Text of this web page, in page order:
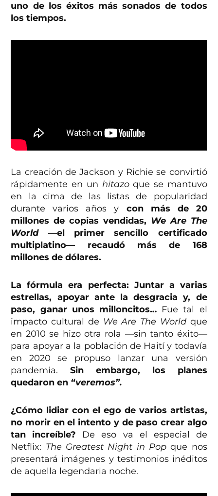
uno de los éxitos más sonados de todos
los tiempos.
La creación de Jackson y Richie se convirtió
rápidamente en un hitazoque se mantuvo
en la cima de las listas de popularidad
durante varios años y con más de 20
millones de copias vendidas, We Are The
World —el primer sencillo certificado
multiplatino— recaudó más de 168
millones de dólares.
La fórmula era perfecta: Juntar a varias
estrellas, apoyar ante la desgracia y, de
paso, ganar unos milloncitos… Fue tal el
impacto cultural de We Are The Worldque
en 2010 se hizo otra rola —sin tanto éxito—
para apoyar a la población de Haití y todavía
en 2020 se propuso lanzar una versión
pandemia.Sin embargo, los planes
quedaron en “veremos”.
¿Cómo lidiar con el ego de varios artistas,
no morir en el intento y de paso crear algo
tan increíble? De eso va el especial de
Netflix: The Greatest Night in Popque nos
presentará imágenes y testimonios inéditos
de aquella legendaria noche.